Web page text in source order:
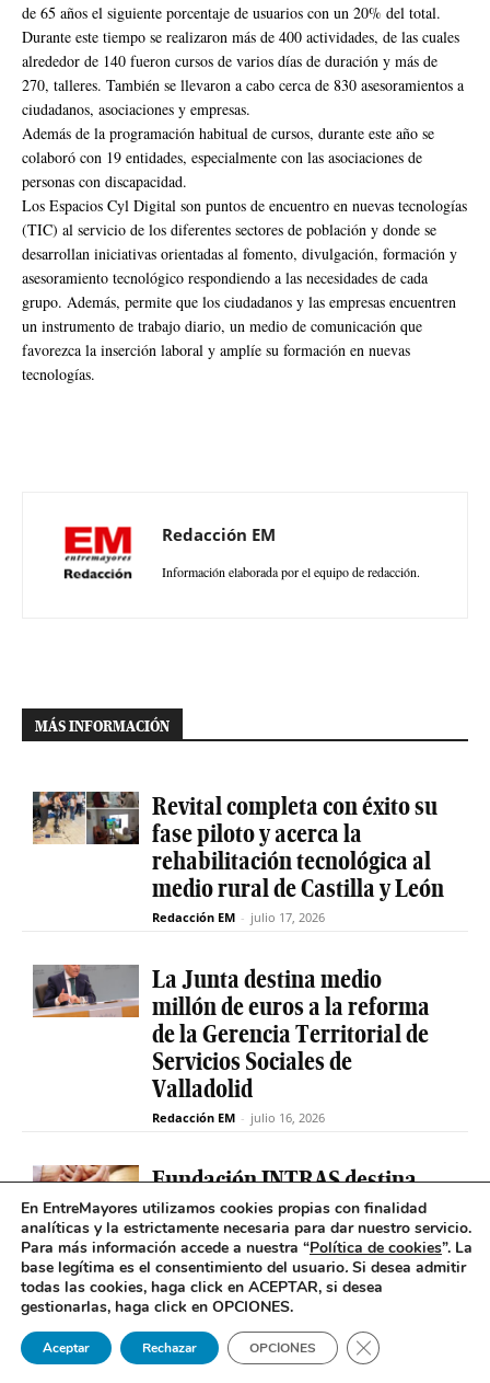
de 65 años el siguiente porcentaje de usuarios con un 20% del total.
Durante este tiempo se realizaron más de 400 actividades, de las cuales
alrededor de 140 fueron cursos de varios días de duración y más de
270, talleres. También se llevaron a cabo cerca de 830 asesoramientos a
ciudadanos, asociaciones y empresas.
Además de la programación habitual de cursos, durante este año se
colaboró con 19 entidades, especialmente con las asociaciones de
personas con discapacidad.
Los Espacios Cyl Digital son puntos de encuentro en nuevas tecnologías
(TIC) al servicio de los diferentes sectores de población y donde se
desarrollan iniciativas orientadas al fomento, divulgación, formación y
asesoramiento tecnológico respondiendo a las necesidades de cada
grupo. Además, permite que los ciudadanos y las empresas encuentren
un instrumento de trabajo diario, un medio de comunicación que
favorezca la inserción laboral y amplíe su formación en nuevas
tecnologías.
Redacción EM
Información elaborada por el equipo de redacción.
MÁS INFORMACIÓN
Revital completa con éxito su
fase piloto y acerca la
rehabilitación tecnológica al
medio rural de Castilla y León
Redacción EM - julio 17, 2026
La Junta destina medio
millón de euros a la reforma
de la Gerencia Territorial de
Servicios Sociales de
Valladolid
Redacción EM - julio 16, 2026
Fundación INTRAS destina
6.000 euros a proyectos
sociales que impulsen la
salud mental en Castilla y
León
Redacción EM - julio 16, 2026
En EntreMayores utilizamos cookies propias con finalidad
analíticas y la estrictamente necesaria para dar nuestro servicio.
Para más información accede a nuestra “Política de cookies”. La
base legítima es el consentimiento del usuario. Si desea admitir
todas las cookies, haga click en ACEPTAR, si desea
gestionarlas, haga click en OPCIONES.
Aceptar Rechazar OPCIONES Cerrar el banner